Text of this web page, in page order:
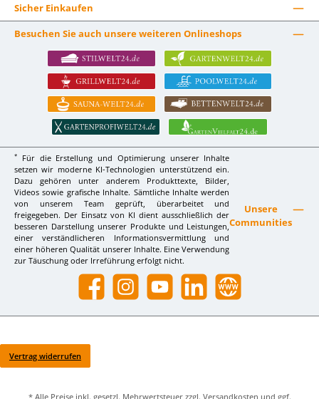
Sicher Einkaufen
Besuchen Sie auch unsere weiteren Onlineshops
*
Für die Erstellung und Optimierung unserer Inhalte
setzen wir moderne KI-Technologien unterstützend ein.
Dazu gehören unter anderem Produkttexte, Bilder,
Videos sowie grafische Inhalte. Sämtliche Inhalte werden
von unserem Team geprüft, überarbeitet und
freigegeben. Der Einsatz von KI dient ausschließlich der
besseren Darstellung unserer Produkte und Leistungen,
einer verständlicheren Informationsvermittlung und
einer höheren Qualität unserer Inhalte. Eine Verwendung
zur Täuschung oder Irreführung erfolgt nicht.
Unsere
Communities
Facebook InstagramYouTube LinkedIn Website
Vertrag widerrufen
* Alle Preise inkl. gesetzl. Mehrwertsteuer zzgl. Versandkosten und ggf.